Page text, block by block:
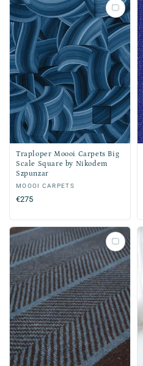
Traploper Moooi Carpets Big
Scale Square by Nikodem
Szpunzar
Verkoper:
MOOOI CARPETS
Normale
€275